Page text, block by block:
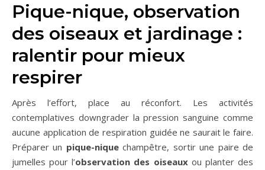
Pique-nique, observation
des oiseaux et jardinage :
ralentir pour mieux
respirer
Après l’effort, place au réconfort. Les activités
contemplatives downgrader la pression sanguine comme
aucune application de respiration guidée ne saurait le faire.
Préparer un pique-niquechampêtre, sortir une paire de
jumelles pour l’observation des oiseauxou planter des